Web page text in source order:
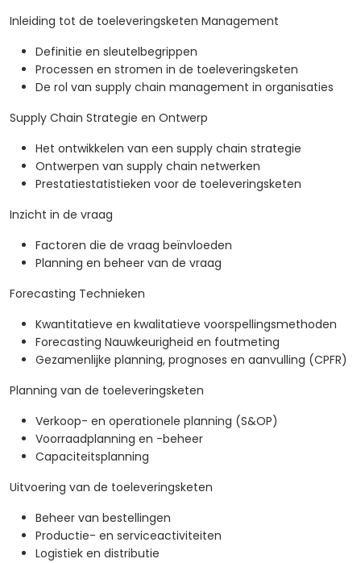
Inleiding tot de toeleveringsketen Management
Definitie en sleutelbegrippen
Processen en stromen in de toeleveringsketen
De rol van supply chain management in organisaties
Supply Chain Strategie en Ontwerp
Het ontwikkelen van een supply chain strategie
Ontwerpen van supply chain netwerken
Prestatiestatistieken voor de toeleveringsketen
Inzicht in de vraag
Factoren die de vraag beïnvloeden
Planning en beheer van de vraag
Forecasting Technieken
Kwantitatieve en kwalitatieve voorspellingsmethoden
Forecasting Nauwkeurigheid en foutmeting
Gezamenlijke planning, prognoses en aanvulling (CPFR)
Planning van de toeleveringsketen
Verkoop- en operationele planning (S&OP)
Voorraadplanning en -beheer
Capaciteitsplanning
Uitvoering van de toeleveringsketen
Beheer van bestellingen
Productie- en serviceactiviteiten
Logistiek en distributie